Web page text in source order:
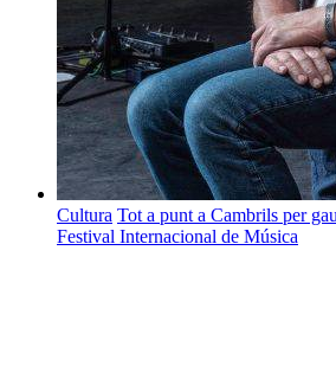
Cultura Tot a punt a Cambrils per
Festival Internacional de Música